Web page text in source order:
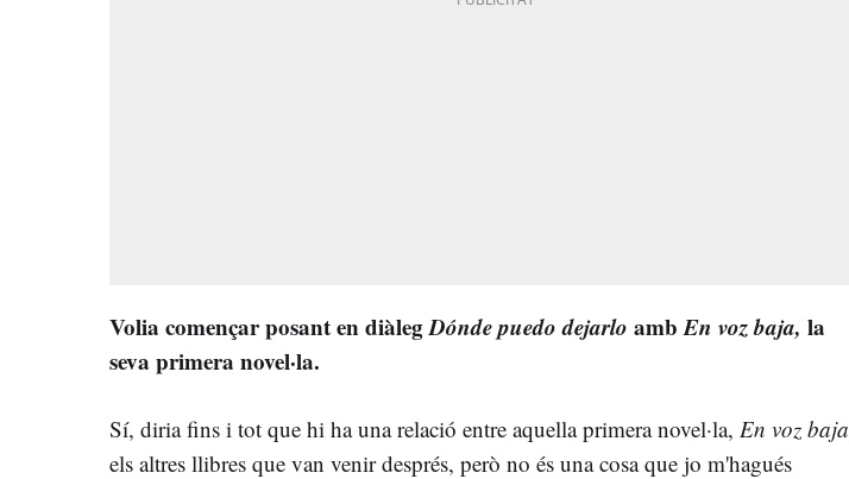
Volia començar posant en diàlegDónde puedo dejarlo ambEn voz baja, la
seva primera novel·la.
Sí, diria fins i tot que hi ha una relació entre aquella primera novel·la, En voz baja
els altres llibres que van venir després, però no és una cosa que jo m'hagués